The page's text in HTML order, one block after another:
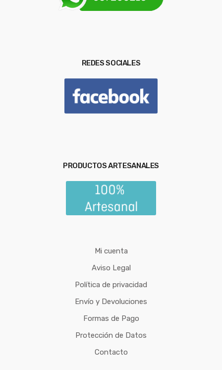
REDES SOCIALES
PRODUCTOS ARTESANALES
Mi cuenta
Aviso Legal
Política de privacidad
Envío y Devoluciones
Formas de Pago
Protección de Datos
Contacto